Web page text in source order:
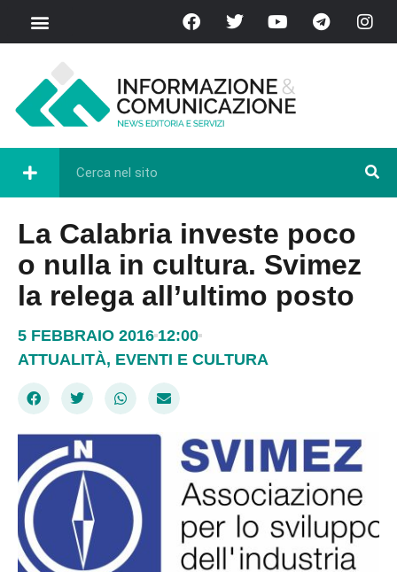
La Calabria investe poco
o nulla in cultura. Svimez
la relega all’ultimo posto
5 FEBBRAIO 2016 12:00
ATTUALITÀ, EVENTI E CULTURA